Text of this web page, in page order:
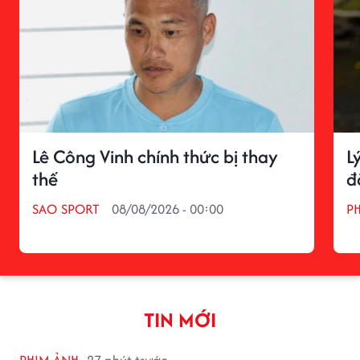
Lê Công Vinh chính thức bị thay
thế
SAO SPORT 08/08/2026 - 00:00
TIN MỚI